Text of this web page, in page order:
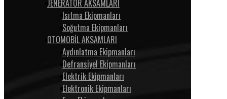
JENERATÖR AKSAMLARI
Isıtma Ekipmanları
Soğutma Ekipmanları
OTOMOBİL AKSAMLARI
Aydınlatma Ekipmanları
Defransiyel Ekipmanları
Elektrik Ekipmanları
Elektronik Ekipmanları